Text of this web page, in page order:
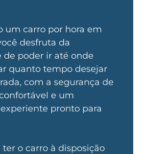
um carro por hora em
desfruta da
poder ir até onde
quanto tempo desejar
com a segurança de
e um
pronto para
ter o carro à disposição